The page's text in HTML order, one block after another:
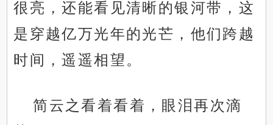
很亮，还能看见清晰的银河带，这
是穿越亿万光年的光芒，他们跨越
时间，遥遥相望。
简云之看着看着，眼泪再次滴